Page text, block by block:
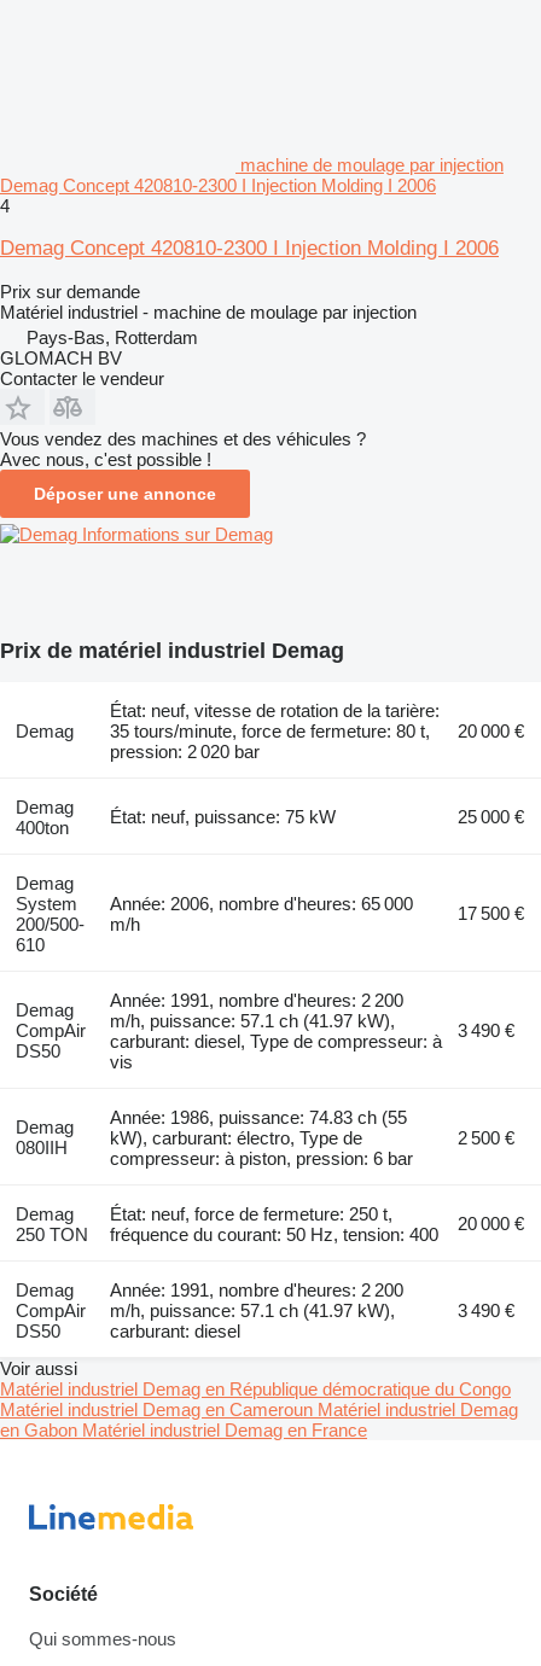
machine de moulage par injection
Demag Concept 420810-2300 I Injection Molding I 2006
4
Demag Concept 420810-2300 I Injection Molding I 2006
Prix sur demande
Matériel industriel - machine de moulage par injection
Pays-Bas, Rotterdam
GLOMACH BV
Contacter le vendeur
Vous vendez des machines et des véhicules ?
Avec nous, c'est possible !
Déposer une annonce
Informations sur Demag
Prix de matériel industriel Demag
Demag
État: neuf, vitesse de rotation de la tarière:
35 tours/minute, force de fermeture: 80 t,
pression: 2 020 bar
20 000 €
Demag
400ton
État: neuf, puissance: 75 kW 25 000 €
Demag
System
200/500-
610
Année: 2006, nombre d'heures: 65 000
m/h
17 500 €
Demag
CompAir
DS50
Année: 1991, nombre d'heures: 2 200
m/h, puissance: 57.1 ch (41.97 kW),
carburant: diesel, Type de compresseur: à
vis
3 490 €
Demag
080IIH
Année: 1986, puissance: 74.83 ch (55
kW), carburant: électro, Type de
compresseur: à piston, pression: 6 bar
2 500 €
Demag
250 TON
État: neuf, force de fermeture: 250 t,
fréquence du courant: 50 Hz, tension: 400
20 000 €
Demag
CompAir
DS50
Année: 1991, nombre d'heures: 2 200
m/h, puissance: 57.1 ch (41.97 kW),
carburant: diesel
3 490 €
Voir aussi
Matériel industriel Demag en République démocratique du Congo
Matériel industriel Demag en Cameroun Matériel industriel Demag
en Gabon Matériel industriel Demag en France
Société
Qui sommes-nous